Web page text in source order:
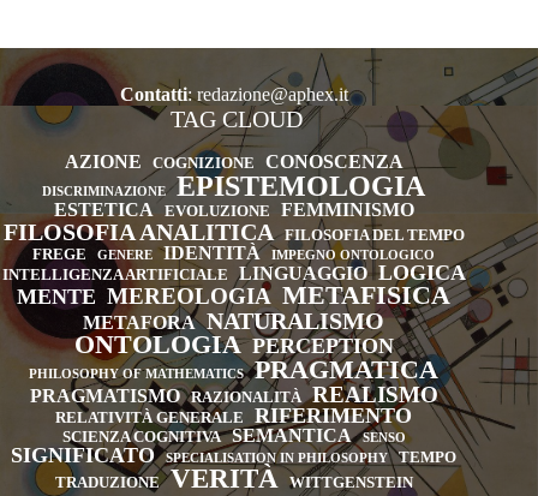
Contatti:redazione@aphex.it
TAG CLOUD
AZIONE COGNIZIONE CONOSCENZA
DISCRIMINAZIONE EPISTEMOLOGIA
ESTETICA EVOLUZIONE FEMMINISMO
FILOSOFIA ANALITICA
FILOSOFIA DEL TEMPO
FREGE
GENERE IDENTITÀ IMPEGNO ONTOLOGICO
INTELLIGENZA ARTIFICIALE LINGUAGGIO LOGICA
MENTE MEREOLOGIA METAFISICA
METAFORA NATURALISMO
ONTOLOGIA PERCEPTION
PHILOSOPHY OF MATHEMATICS PRAGMATICA
PRAGMATISMO RAZIONALITÀ REALISMO
RELATIVITÀ GENERALE RIFERIMENTO
SCIENZA COGNITIVA SEMANTICA SENSO
SIGNIFICATO SPECIALISATION IN PHILOSOPHY
TEMPO
TRADUZIONE VERITÀ WITTGENSTEIN